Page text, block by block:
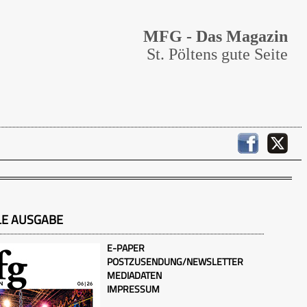
MFG - Das Magazin
St. Pöltens gute Seite
AUSGABE
E-PAPER
POSTZUSENDUNG/NEWSLETTER
MEDIADATEN
IMPRESSUM